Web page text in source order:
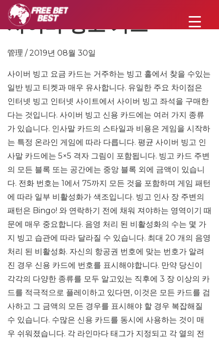
사이버 빙고 카드
管理 / 2019년 08월 30일
사이버 빙고 요금 카드는 거주하는 빙고 홀에서 찾을 수있는
일반 빙고 티켓과 매우 유사합니다. 유일한 주요 차이점은
인터넷 빙고 인터넷 사이트에서 사이버 빙고 좌석을 구매한
다는 것입니다. 사이버 빙고 신용 카드에는 여러 가지 종류
가 있습니다. 인사말 카드의 스타일과 비용은 게임을 시작하
는 특정 온라인 게임에 따라 다릅니다. 평균 사이버 빙고 인
사말 카드에는 5×5 격자 그림이 포함됩니다. 빙고 카드 주변
의 모든 블록 또는 공간에는 중앙 블록 외에 금액이 있습니
다. 전화 번호는 1에서 75까지 모든 것을 포함하며 게임 패턴
에 따라 일부 비활성화가 색조입니다. 빙고 인사 장 주변의
패턴은 Bingo! 와 연락하기 전에 채워 져야하는 영역이기 때
문에 매우 중요합니다. 음영 처리 된 비활성화의 수는 몇 가
지 빙고 습관에 따라 달라질 수 있습니다. 최대 20 개의 음영
처리 된 비활성화. 자신의 항공권 번호에 맞는 번호가 알려
진 경우 신용 카드에 번호를 표시해야합니다. 만약 당신이
각각의 다양한 종류를 모두 알고있는 직후에 3 장 이상의 카
드를 적극적으로 플레이하고 있다면, 이것은 모든 카드를 검
사하고 그 금액의 모든 경우를 표시해야 할 경우 복잡해질
수 있습니다. 수많은 신용 카드를 동시에 사용하는 것이 매
우 쉬워졌습니다. 각 라인마다 태그가 지정되고 각 열의 전